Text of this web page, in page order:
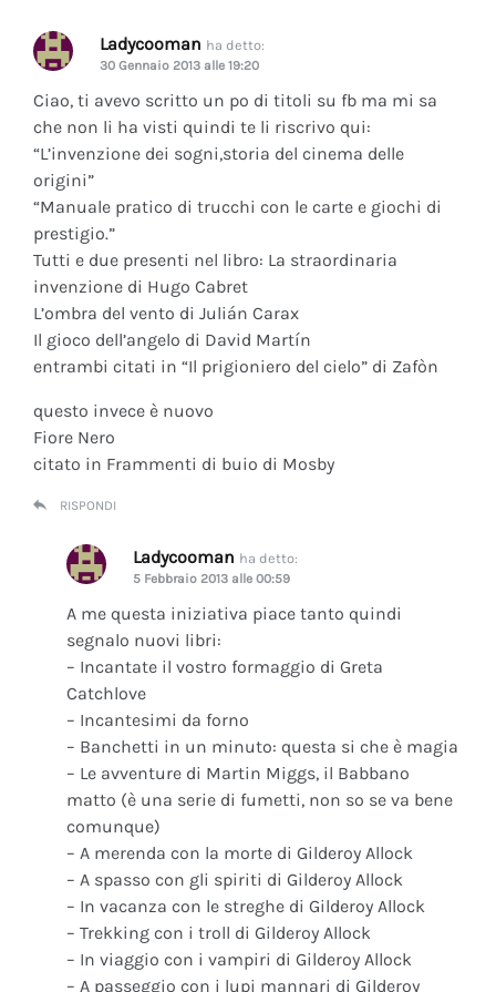
Ladycooman ha detto:
30 Gennaio 2013 alle 19:20
Ciao, ti avevo scritto un po di titoli su fb ma mi sa
che non li ha visti quindi te li riscrivo qui:
“L’invenzione dei sogni,storia del cinema delle
origini”
“Manuale pratico di trucchi con le carte e giochi di
prestigio.”
Tutti e due presenti nel libro: La straordinaria
invenzione di Hugo Cabret
L’ombra del vento di Julián Carax
Il gioco dell’angelo di David Martín
entrambi citati in “Il prigioniero del cielo” di Zafòn
questo invece è nuovo
Fiore Nero
citato in Frammenti di buio di Mosby
RISPONDI
Ladycooman ha detto:
5 Febbraio 2013 alle 00:59
A me questa iniziativa piace tanto quindi
segnalo nuovi libri:
– Incantate il vostro formaggio di Greta
Catchlove
– Incantesimi da forno
– Banchetti in un minuto: questa si che è magia
– Le avventure di Martin Miggs, il Babbano
matto (è una serie di fumetti, non so se va bene
comunque)
– A merenda con la morte di Gilderoy Allock
– A spasso con gli spiriti di Gilderoy Allock
– In vacanza con le streghe di Gilderoy Allock
– Trekking con i troll di Gilderoy Allock
– In viaggio con i vampiri di Gilderoy Allock
– A passeggio con i lupi mannari di Gilderoy